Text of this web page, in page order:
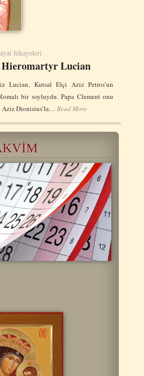
hikayeleri
Lucian
Lucian, Kutsal Elçi Aziz Petros’un
bir soyluydu. Papa Clement onu
Aziz Dionisius’la… Read More